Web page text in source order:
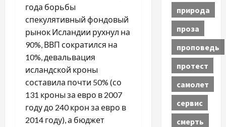
года борьбы
спекулятивный фондовый
рынок Исландии рухнул на
90%, ВВП сократился на
10%, девальвация
исландской кроны
составила почти 50% (со
131 кроны за евро в 2007
году до 240 крон за евро в
2014 году), а бюджет
природа
проза
проповедь
протест
самолет
сервис
смерть